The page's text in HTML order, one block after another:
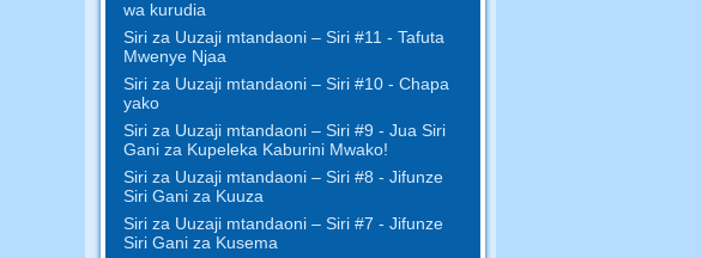
wa kurudia
Siri za Uuzaji mtandaoni – Siri #11 - Tafuta
Mwenye Njaa
Siri za Uuzaji mtandaoni – Siri #10 - Chapa
yako
Siri za Uuzaji mtandaoni – Siri #9 - Jua Siri
Gani za Kupeleka Kaburini Mwako!
Siri za Uuzaji mtandaoni – Siri #8 - Jifunze
Siri Gani za Kuuza
Siri za Uuzaji mtandaoni – Siri #7 - Jifunze
Siri Gani za Kusema